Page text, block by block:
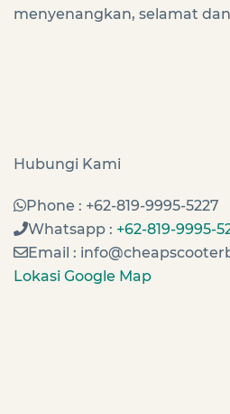
menyenangkan, selamat
Hubungi Kami
Phone : +62-819-9995-5227
Whatsapp : +62-819-9995-
Email :
Lokasi Google Map